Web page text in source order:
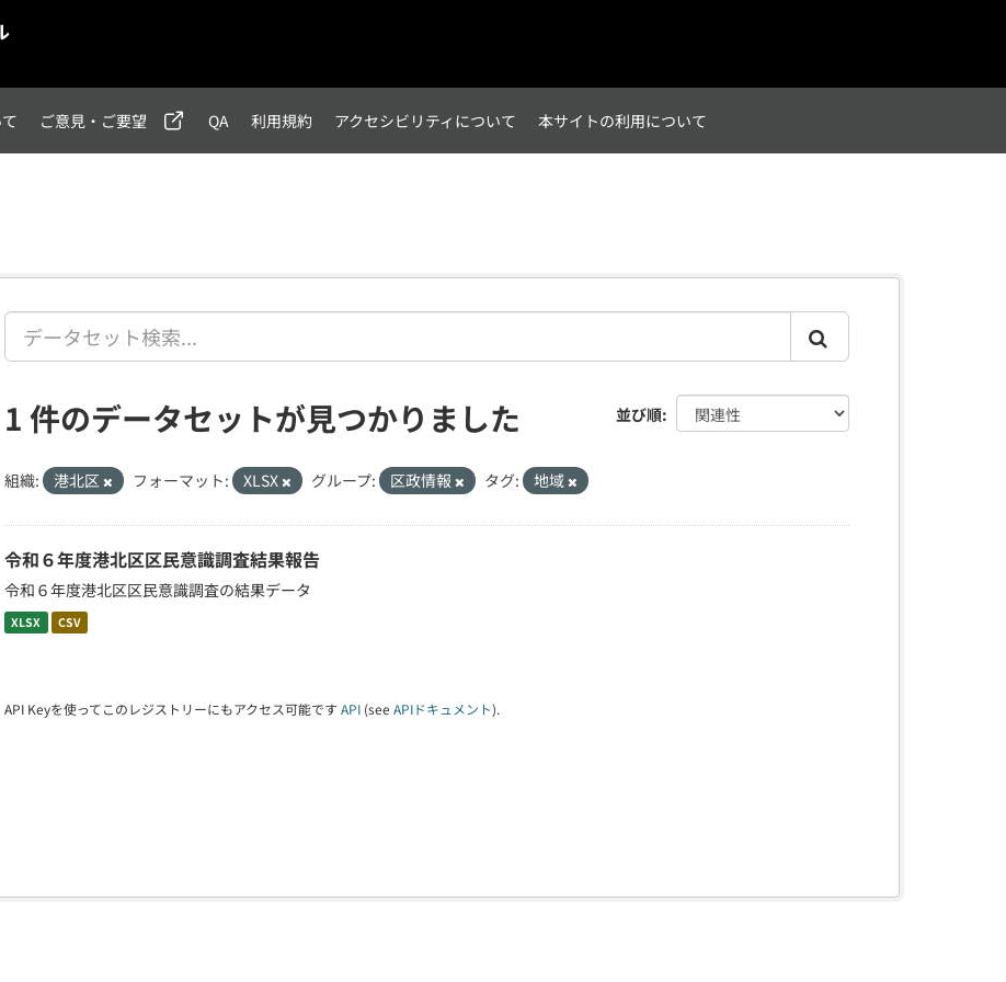
ご意見・ご要望 QA 利用規約 アクセシビリティについて 本サイトの利用について
並び順
1 件のデータセットが見つかりました
組織: 港北区 フォーマット: XLSX グループ: 区政情報 タグ: 地域
令和６年度港北区区民意識調査結果報告
令和６年度港北区区民意識調査の結果データ
XLSX CSV
API Keyを使ってこのレジストリーにもアクセス可能です API (see APIドキュメント).